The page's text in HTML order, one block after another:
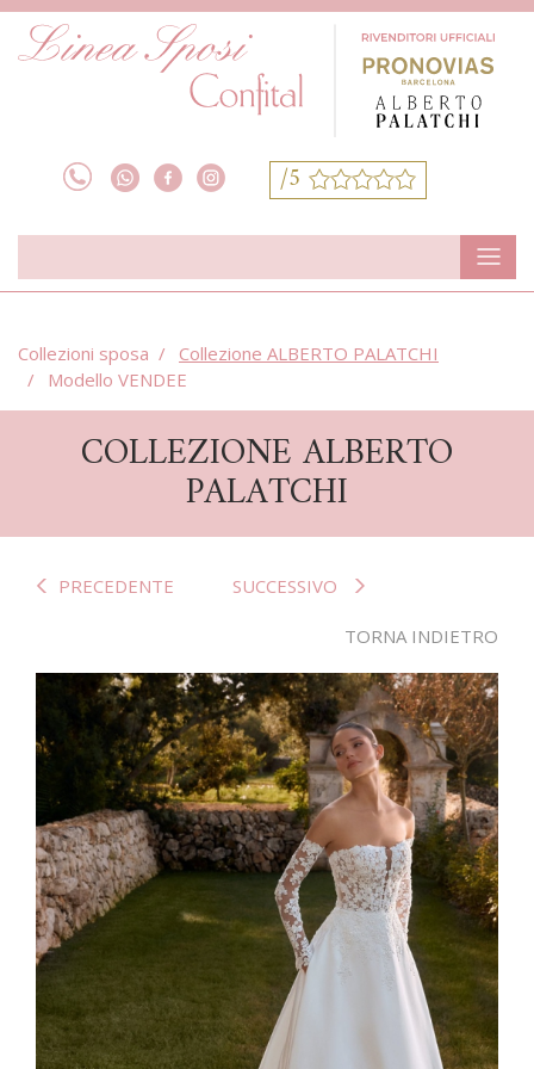
/5
Collezioni sposa
Collezione ALBERTO PALATCHI
Modello VENDEE
COLLEZIONE ALBERTO
PALATCHI
PRECEDENTE SUCCESSIVO
TORNA INDIETRO